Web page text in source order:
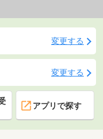
変更する
変更する
アプリで探す